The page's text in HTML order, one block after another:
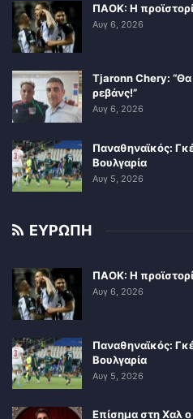
ΠΑΟΚ: Η
Αυγ 6, 2026
Tjaronn Chery:
ρεβάνς!”
Αυγ 6, 2026
Παναθηναϊκός:
Βουλγαρία
Αυγ 5, 2026
ΕΥΡΩΠΗ
ΠΑΟΚ: Η
Αυγ 6, 2026
Παναθηναϊκός:
Βουλγαρία
Αυγ 5, 2026
Επίσημα στη Χαλ